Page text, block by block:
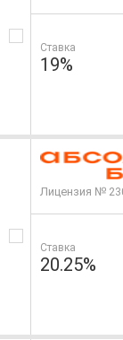
Ставка
19%
Лицензия №
Ставка
20.25%